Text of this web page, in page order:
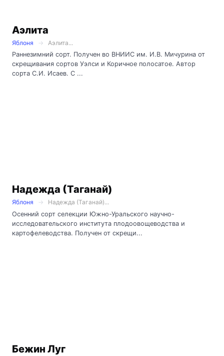
Аэлита
Яблоня
Аэлита...
Раннезимний сорт. Получен во ВНИИС им. И.В. Мичурина от
скрещивания сортов Уэлси и Коричное полосатое. Автор
сорта С.И. Исаев. С ...
Надежда (Таганай)
Яблоня
Надежда (Таганай)...
Осенний сорт селекции Южно-Уральского научно-
исследовательского института плодоовощеводства и
картофелеводства. Получен от скрещи...
Бежин Луг